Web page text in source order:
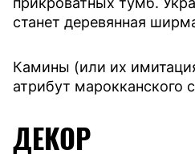
станет деревянная
Камины (или их
атрибут марокканского
ДЕКОР